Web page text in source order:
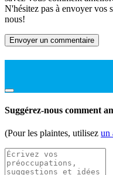
N'hésitez pas à envoyer vos
nous!
Envoyer un commentaire
Suggérez-nous comment
(Pour les plaintes, utilisez un